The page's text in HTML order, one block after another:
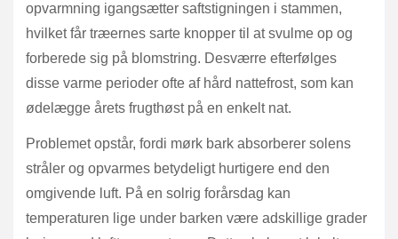
opvarmning igangsætter saftstigningen i stammen,
hvilket får træernes sarte knopper til at svulme op og
forberede sig på blomstring. Desværre efterfølges
disse varme perioder ofte af hård nattefrost, som kan
ødelægge årets frugthøst på en enkelt nat.
Problemet opstår, fordi mørk bark absorberer solens
stråler og opvarmes betydeligt hurtigere end den
omgivende luft. På en solrig forårsdag kan
temperaturen lige under barken være adskillige grader